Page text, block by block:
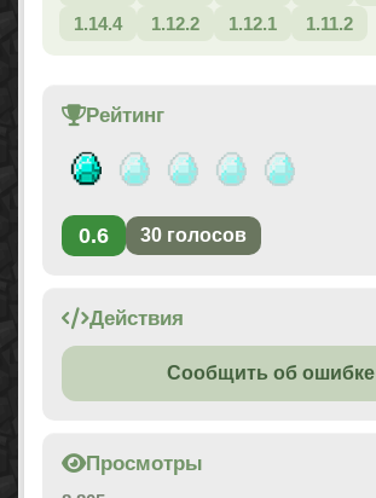
1.14.4
1.12.2 1.12.1 1.11.2
Рейтинг
0.6 30 голосов
Действия
Сообщить об ошибке
Просмотры